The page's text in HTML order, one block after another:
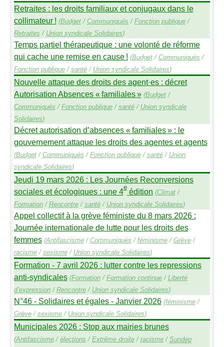
Retraites : les droits familiaux et conjugaux dans le
collimateur ! (Budget/ Communiqués / Fonction publique/
Retraites / Union syndicale Solidaires)
Temps partiel thérapeutique : une volonté de réforme
qui cache une remise en cause ! (Budget/ Communiqués /
Fonction publique/ santé/ Union syndicale Solidaires)
Nouvelle attaque des droits des agent·es : décret
Autorisation Absences « familiales» (Budget/
Communiqués / Fonction publique/ santé/ Union syndicale
Solidaires)
Décret autorisation d’absences «familiales» : le
gouvernement attaque les droits des agentes et agents
(Budget/ Communiqués / Fonction publique/ santé/ Union
syndicale Solidaires)
Jeudi 19 mars 2026 : Les Journées Reconversions
sociales et écologiques : une 4eédition (Climat/
Formation/ Rencontre/ santé/ Union syndicale Solidaires)
Appel collectif à la grève féministe du 8 mars 2026 :
Journée internationale de lutte pour les droits des
femmes (Antifascisme/ Communiqués / féminisme/ Grève/
racisme/ sexisme/ Union syndicale Solidaires)
Formation - 7 avril 2026 : lutter contre les repressions
anti-syndicales (Formation/ Formation continue/ Liberté
d’expression/ Rencontre/ Union syndicale Solidaires)
N°46 - Solidaires et égales - Janvier 2026 (féminisme/
Grève/ sexisme/ Union syndicale Solidaires)
Municipales 2026 : Stop aux mairies brunes
(Antifascisme/ élections / Extrême droite/ racisme/ Sundep